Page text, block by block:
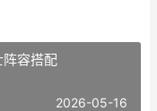
阵容搭配
2026-05-16